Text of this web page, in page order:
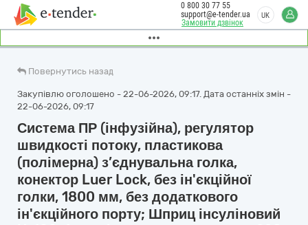
Замовити дзвінок
0 800 30 77 55
support@e-tender.ua
UK
Повернутись назад
Закупівлю оголошено - 22-06-2026, 09:17. Дата останніх змін -
22-06-2026, 09:17
Система ПР (інфузійна), регулятор
швидкості потоку, пластикова
(полімерна) з’єднувальна голка,
конектор Luer Loсk, без ін'єкційної
голки, 1800 мм, без додаткового
ін'єкційного порту; Шприц інсуліновий